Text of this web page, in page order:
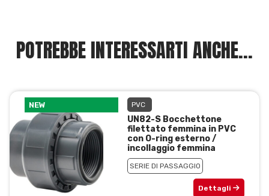
POTREBBE INTERESSARTI ANCHE...
NEW PVC
UN82-S Bocchettone
filettato femmina in PVC
con O-ring esterno /
incollaggio femmina
SERIE DI PASSAGGIO
Dettagli